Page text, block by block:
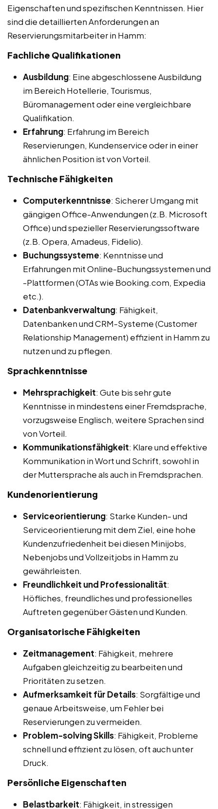
Eigenschaften und spezifischen Kenntnissen. Hier
sind die detaillierten Anforderungen an
Reservierungsmitarbeiter in Hamm:
Fachliche Qualifikationen
Ausbildung: Eine abgeschlossene Ausbildung
im Bereich Hotellerie, Tourismus,
Büromanagement oder eine vergleichbare
Qualifikation.
Erfahrung: Erfahrung im Bereich
Reservierungen, Kundenservice oder in einer
ähnlichen Position ist von Vorteil.
Technische Fähigkeiten
Computerkenntnisse: Sicherer Umgang mit
gängigen Office-Anwendungen (z.B. Microsoft
Office) und spezieller Reservierungssoftware
(z.B. Opera, Amadeus, Fidelio).
Buchungssysteme: Kenntnisse und
Erfahrungen mit Online-Buchungssystemen und
-Plattformen (OTAs wie Booking.com, Expedia
etc.).
Datenbankverwaltung: Fähigkeit,
Datenbanken und CRM-Systeme (Customer
Relationship Management) effizient in Hamm zu
nutzen und zu pflegen.
Sprachkenntnisse
Mehrsprachigkeit: Gute bis sehr gute
Kenntnisse in mindestens einer Fremdsprache,
vorzugsweise Englisch, weitere Sprachen sind
von Vorteil.
Kommunikationsfähigkeit: Klare und effektive
Kommunikation in Wort und Schrift, sowohl in
der Muttersprache als auch in Fremdsprachen.
Kundenorientierung
Serviceorientierung: Starke Kunden- und
Serviceorientierung mit dem Ziel, eine hohe
Kundenzufriedenheit bei diesen Minijobs,
Nebenjobs und Vollzeitjobs in Hamm zu
gewährleisten.
Freundlichkeit und Professionalität:
Höfliches, freundliches und professionelles
Auftreten gegenüber Gästen und Kunden.
Organisatorische Fähigkeiten
Zeitmanagement: Fähigkeit, mehrere
Aufgaben gleichzeitig zu bearbeiten und
Prioritäten zu setzen.
Aufmerksamkeit für Details: Sorgfältige und
genaue Arbeitsweise, um Fehler bei
Reservierungen zu vermeiden.
Problem-solving Skills: Fähigkeit, Probleme
schnell und effizient zu lösen, oft auch unter
Druck.
Persönliche Eigenschaften
Belastbarkeit: Fähigkeit, in stressigen